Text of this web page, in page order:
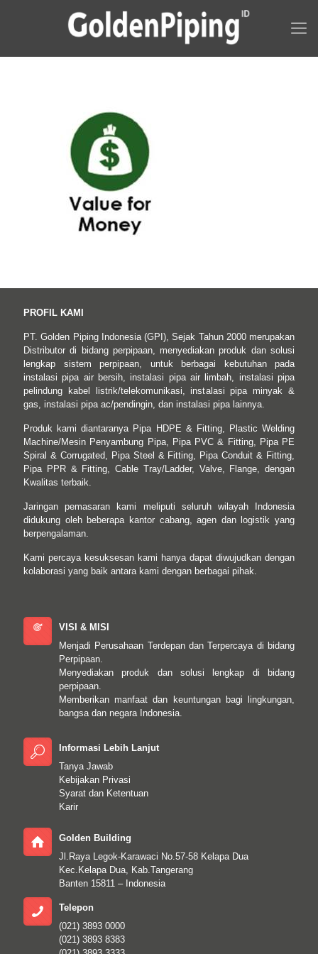
PROFIL KAMI
PT. Golden Piping Indonesia (GPI), Sejak Tahun 2000 merupakan
Distributor di bidang perpipaan, menyediakan produk dan solusi
lengkap sistem perpipaan, untuk berbagai kebutuhan pada
instalasi pipa air bersih, instalasi pipa air limbah, instalasi pipa
pelindung kabel listrik/telekomunikasi, instalasi pipa minyak &
gas, instalasi pipa ac/pendingin, dan instalasi pipa lainnya.
Produk kami diantaranya Pipa HDPE & Fitting, Plastic Welding
Machine/Mesin Penyambung Pipa, Pipa PVC & Fitting, Pipa PE
Spiral & Corrugated, Pipa Steel & Fitting, Pipa Conduit & Fitting,
Pipa PPR & Fitting, Cable Tray/Ladder, Valve, Flange, dengan
Kwalitas terbaik.
Jaringan pemasaran kami meliputi seluruh wilayah Indonesia
didukung oleh beberapa kantor cabang, agen dan logistik yang
berpengalaman.
Kami percaya kesuksesan kami hanya dapat diwujudkan dengan
kolaborasi yang baik antara kami dengan berbagai pihak.
VISI & MISI
Menjadi Perusahaan Terdepan dan Terpercaya di bidang
Perpipaan.
Menyediakan produk dan solusi lengkap di bidang
perpipaan.
Memberikan manfaat dan keuntungan bagi lingkungan,
bangsa dan negara Indonesia.
Informasi Lebih Lanjut
Tanya Jawab
Kebijakan Privasi
Syarat dan Ketentuan
Karir
Golden Building
Jl.Raya Legok-Karawaci No.57-58 Kelapa Dua
Kec.Kelapa Dua, Kab.Tangerang
Banten 15811 – Indonesia
Telepon
(021) 3893 0000
(021) 3893 8383